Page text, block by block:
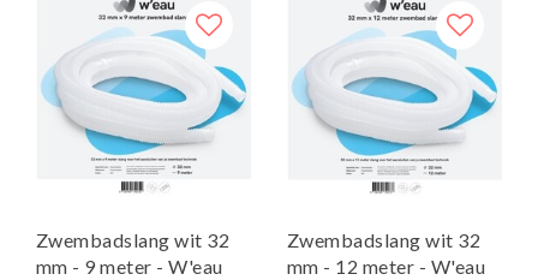
Zwembadslang wit 32
mm - 9 meter - W'eau
Zwembadslang wit 32
mm - 12 meter - W'eau